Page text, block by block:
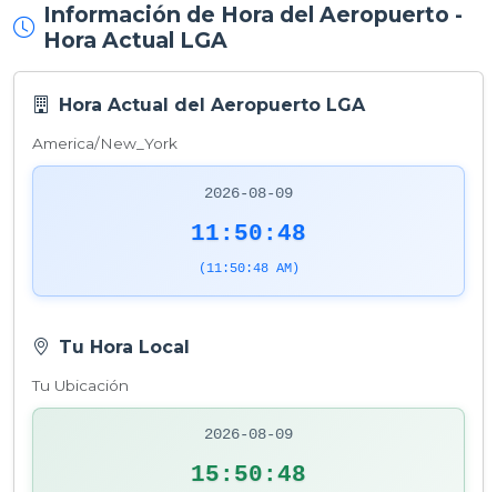
Información de Hora del Aeropuerto -
Hora Actual LGA
Hora Actual del Aeropuerto LGA
America/New_York
2026-08-09
11:50:49
(11:50:49 AM)
Tu Hora Local
Tu Ubicación
2026-08-09
15:50:49